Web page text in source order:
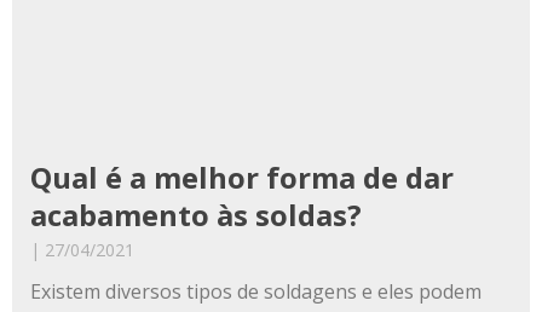
Qual é a melhor forma de dar
acabamento às soldas?
27/04/2021
Existem diversos tipos de soldagens e eles podem